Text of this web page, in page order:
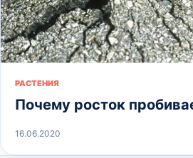
РАСТЕНИЯ
Почему росток
16.06.2020